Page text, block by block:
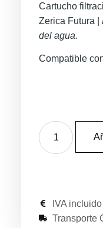
Cartucho
Zerica Futura |
del agua.
Compatible
IVA
Transporte